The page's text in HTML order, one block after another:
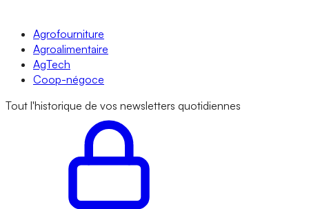
Agrofourniture
Agroalimentaire
AgTech
Coop-négoce
Tout l'historique de vos newsletters quotidiennes